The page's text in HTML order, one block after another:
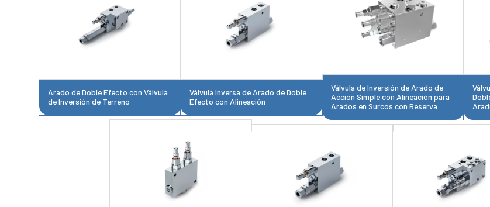
Arado de Doble Efecto con Válvula
de Inversión de Terreno
Válvula Inversa de Arado de Doble
Efecto con Alineación
Válvula de Inversión de Arado de
Acción Simple con Alineación para
Arados en Surcos con Reserva